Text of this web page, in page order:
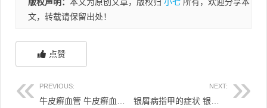
文，转载请保留出处！
点赞
PREVIOUS: NEXT: